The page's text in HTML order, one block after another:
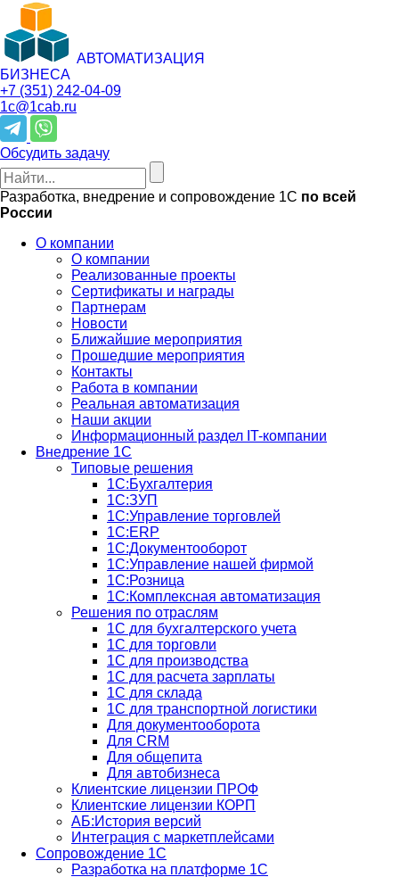
АВТОМАТИЗАЦИЯ
БИЗНЕСА
+7 (351) 242-04-09
1c@1cab.ru
Обсудить задачу
Разработка, внедрение и сопровождение 1С по всей
России
О компании
О компании
Реализованные проекты
Сертификаты и награды
Партнерам
Новости
Ближайшие мероприятия
Прошедшие мероприятия
Контакты
Работа в компании
Реальная автоматизация
Наши акции
Информационный раздел IT-компании
Внедрение 1С
Типовые решения
1С:Бухгалтерия
1С:ЗУП
1С:Управление торговлей
1С:ERP
1C:Документооборот
1С:Управление нашей фирмой
1С:Розница
1С:Комплексная автоматизация
Решения по отраслям
1С для бухгалтерского учета
1С для торговли
1С для производства
1C для расчета зарплаты
1С для склада
1С для транспортной логистики
Для документооборота
Для CRM
Для общепита
Для автобизнеса
Клиентские лицензии ПРОФ
Клиентские лицензии КОРП
АБ:История версий
Интеграция с маркетплейсами
Сопровождение 1С
Разработка на платформе 1С